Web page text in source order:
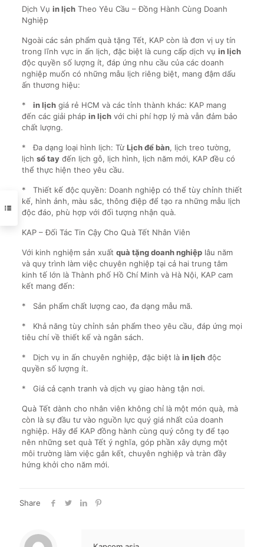
Dịch Vụ in lịchTheo Yêu Cầu – Đồng Hành Cùng Doanh
Nghiệp
Ngoài các sản phẩm quà tặng Tết, KAP còn là đơn vị uy tín
trong lĩnh vực in ấn lịch, đặc biệt là cung cấp dịch vụ in lịch
độc quyền số lượng ít, đáp ứng nhu cầu của các doanh
nghiệp muốn có những mẫu lịch riêng biệt, mang đậm dấu
ấn thương hiệu:
* in lịchgiá rẻ HCM và các tỉnh thành khác: KAP mang
đến các giải pháp in lịchvới chi phí hợp lý mà vẫn đảm bảo
chất lượng.
* Đa dạng loại hình lịch: Từ Lịch để bàn, lịch treo tường,
lịch sổ tayđến lịch gỗ, lịch hình, lịch năm mới, KAP đều có
thể thực hiện theo yêu cầu.
* Thiết kế độc quyền: Doanh nghiệp có thể tùy chỉnh thiết
kế, hình ảnh, màu sắc, thông điệp để tạo ra những mẫu lịch
độc đáo, phù hợp với đối tượng nhận quà.
KAP – Đối Tác Tin Cậy Cho Quà Tết Nhân Viên
Với kinh nghiệm sản xuất quà tặng doanh nghiệplâu năm
và quy trình làm việc chuyên nghiệp tại cả hai trung tâm
kinh tế lớn là Thành phố Hồ Chí Minh và Hà Nội, KAP cam
kết mang đến:
* Sản phẩm chất lượng cao, đa dạng mẫu mã.
* Khả năng tùy chỉnh sản phẩm theo yêu cầu, đáp ứng mọi
tiêu chí về thiết kế và ngân sách.
* Dịch vụ in ấn chuyên nghiệp, đặc biệt là in lịchđộc
quyền số lượng ít.
* Giá cả cạnh tranh và dịch vụ giao hàng tận nơi.
Quà Tết dành cho nhân viên không chỉ là một món quà, mà
còn là sự đầu tư vào nguồn lực quý giá nhất của doanh
nghiệp. Hãy để KAP đồng hành cùng quý công ty để tạo
nên những set quà Tết ý nghĩa, góp phần xây dựng một
môi trường làm việc gắn kết, chuyên nghiệp và tràn đầy
hứng khởi cho năm mới.
Share